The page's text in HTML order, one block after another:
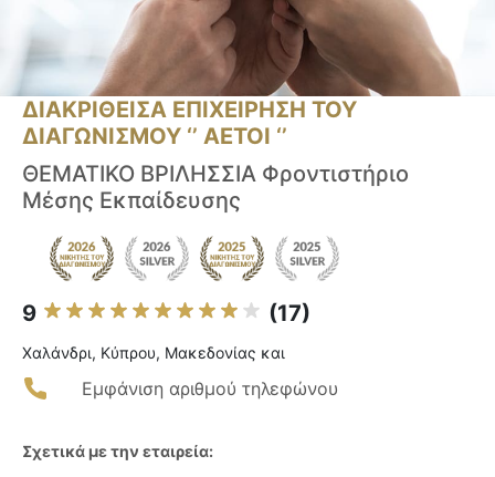
ΔΙΑΚΡΙΘΕΙΣΑ ΕΠΙΧΕΙΡΗΣΗ ΤΟΥ
ΔΙΑΓΩΝΙΣΜΟΥ ‘’ ΑΕΤΟΙ ‘’
ΘΕΜΑΤΙΚΟ ΒΡΙΛΗΣΣΙΑ Φροντιστήριο
Μέσης Εκπαίδευσης
9 (17)
Χαλάνδρι, Κύπρου, Μακεδονίας και
Εμφάνιση αριθμού τηλεφώνου
Σχετικά με την εταιρεία: